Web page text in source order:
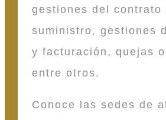
gestiones del contrato
suministro, gestiones
y facturación, quejas
entre otros.
Conoce las sedes de